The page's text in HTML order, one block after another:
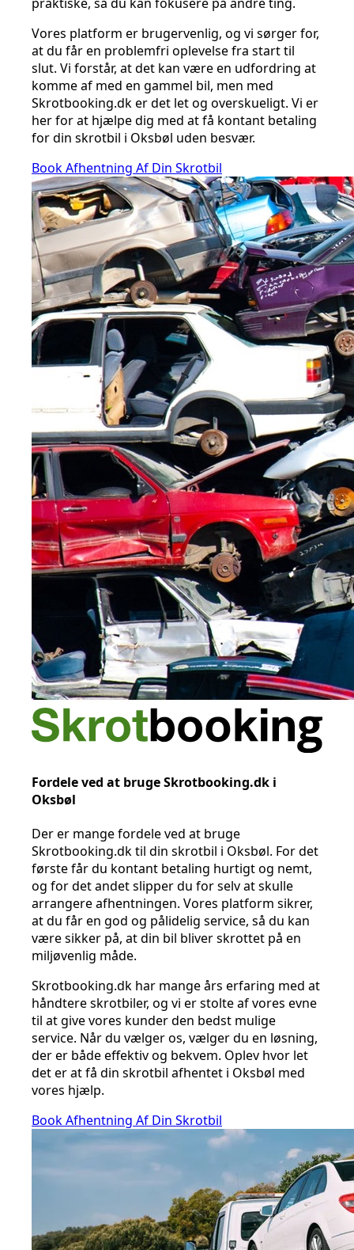
Vores platform er brugervenlig, og vi sørger for,
at du får en problemfri oplevelse fra start til
slut. Vi forstår, at det kan være en udfordring at
komme af med en gammel bil, men med
Skrotbooking.dk er det let og overskueligt. Vi er
her for at hjælpe dig med at få kontant betaling
for din skrotbil i Oksbøl uden besvær.
Book Afhentning Af Din Skrotbil
Fordele ved at bruge Skrotbooking.dk i
Oksbøl
Der er mange fordele ved at bruge
Skrotbooking.dk til din skrotbil i Oksbøl. For det
første får du kontant betaling hurtigt og nemt,
og for det andet slipper du for selv at skulle
arrangere afhentningen. Vores platform sikrer,
at du får en god og pålidelig service, så du kan
være sikker på, at din bil bliver skrottet på en
miljøvenlig måde.
Skrotbooking.dk har mange års erfaring med at
håndtere skrotbiler, og vi er stolte af vores evne
til at give vores kunder den bedst mulige
service. Når du vælger os, vælger du en løsning,
der er både effektiv og bekvem. Oplev hvor let
det er at få din skrotbil afhentet i Oksbøl med
vores hjælp.
Book Afhentning Af Din Skrotbil